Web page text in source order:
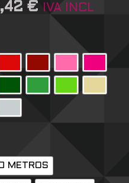
€ IVA INCL
METROS